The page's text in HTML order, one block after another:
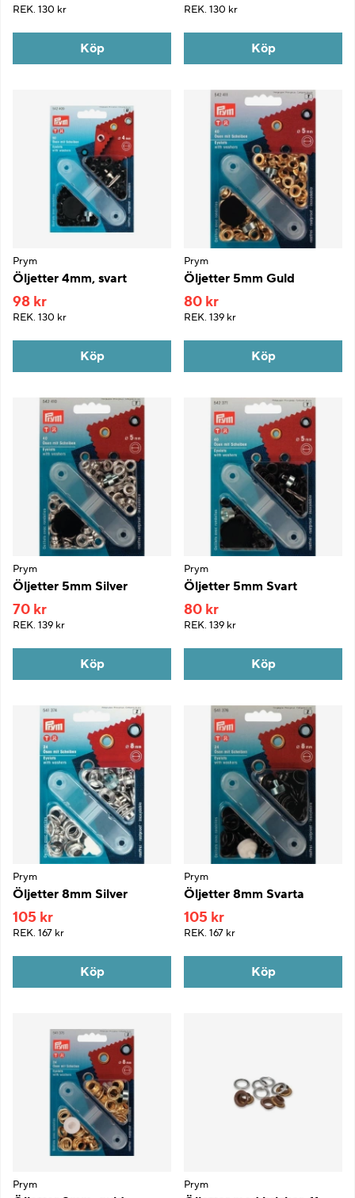
REK. 130 kr
Köp
REK. 130 kr
Köp
Prym
Öljetter 4mm, svart
98 kr
REK. 130 kr
Köp
Prym
Öljetter 5mm Guld
80 kr
REK. 139 kr
Köp
Prym
Öljetter 5mm Silver
70 kr
REK. 139 kr
Köp
Prym
Öljetter 5mm Svart
80 kr
REK. 139 kr
Köp
Prym
Öljetter 8mm Silver
105 kr
REK. 167 kr
Köp
Prym
Öljetter 8mm Svarta
105 kr
REK. 167 kr
Köp
Prym Prym